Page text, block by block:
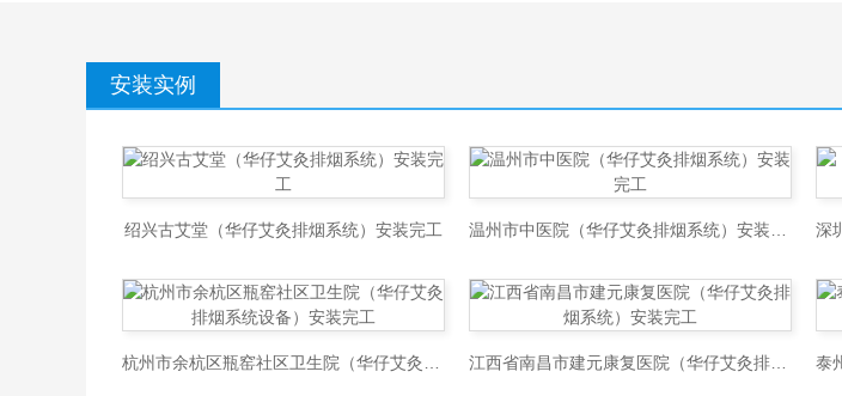
安装实例
绍兴古艾堂（华仔艾灸排烟系统）安装完工